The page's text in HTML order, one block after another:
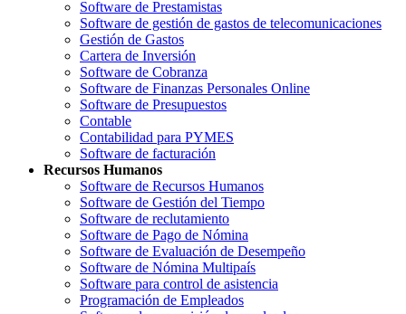
Software de Prestamistas
Software de gestión de gastos de telecomunicaciones
Gestión de Gastos
Cartera de Inversión
Software de Cobranza
Software de Finanzas Personales Online
Software de Presupuestos
Contable
Contabilidad para PYMES
Software de facturación
Recursos Humanos
Software de Recursos Humanos
Software de Gestión del Tiempo
Software de reclutamiento
Software de Pago de Nómina
Software de Evaluación de Desempeño
Software de Nómina Multipaís
Software para control de asistencia
Programación de Empleados